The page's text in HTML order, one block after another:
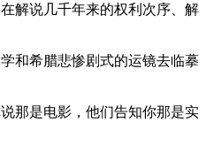
解说几千年来的权利次序、解
和希腊悲惨剧式的运镜去临摹
那是电影，他们告知你那是实